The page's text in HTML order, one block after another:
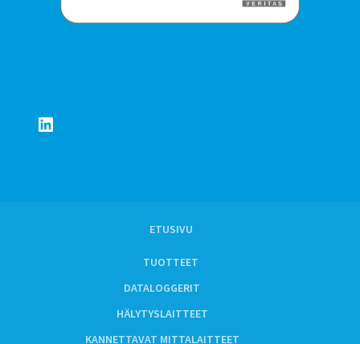
LinkedIn
ETUSIVU
TUOTTEET
DATALOGGERIT
HÄLYTYSLAITTEET
KANNETTAVAT MITTALAITTEET